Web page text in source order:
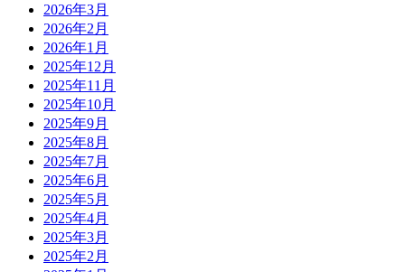
2026年3月
2026年2月
2026年1月
2025年12月
2025年11月
2025年10月
2025年9月
2025年8月
2025年7月
2025年6月
2025年5月
2025年4月
2025年3月
2025年2月